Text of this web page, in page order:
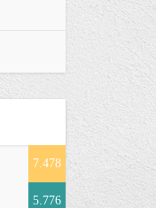
7.478
5.776